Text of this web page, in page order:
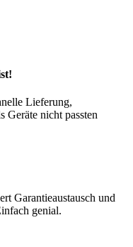
Lieferung,
Geräte nicht passten
Garantieaustausch und
genial.